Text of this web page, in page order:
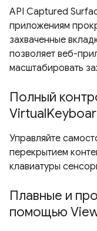
API Captured
приложениям
захваченные
позволяет веб-
масштабировать
Полный
Управляйте
перекрытием
клавиатуры
Плавные и
помощью